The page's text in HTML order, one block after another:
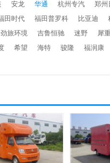
安龙 华通 杭州专汽 郑州
田时代 福田普罗科 比亚迪
劲旅环境 吉鲁恒驰 迷野 犀
希望 海特 骏隆 福润康